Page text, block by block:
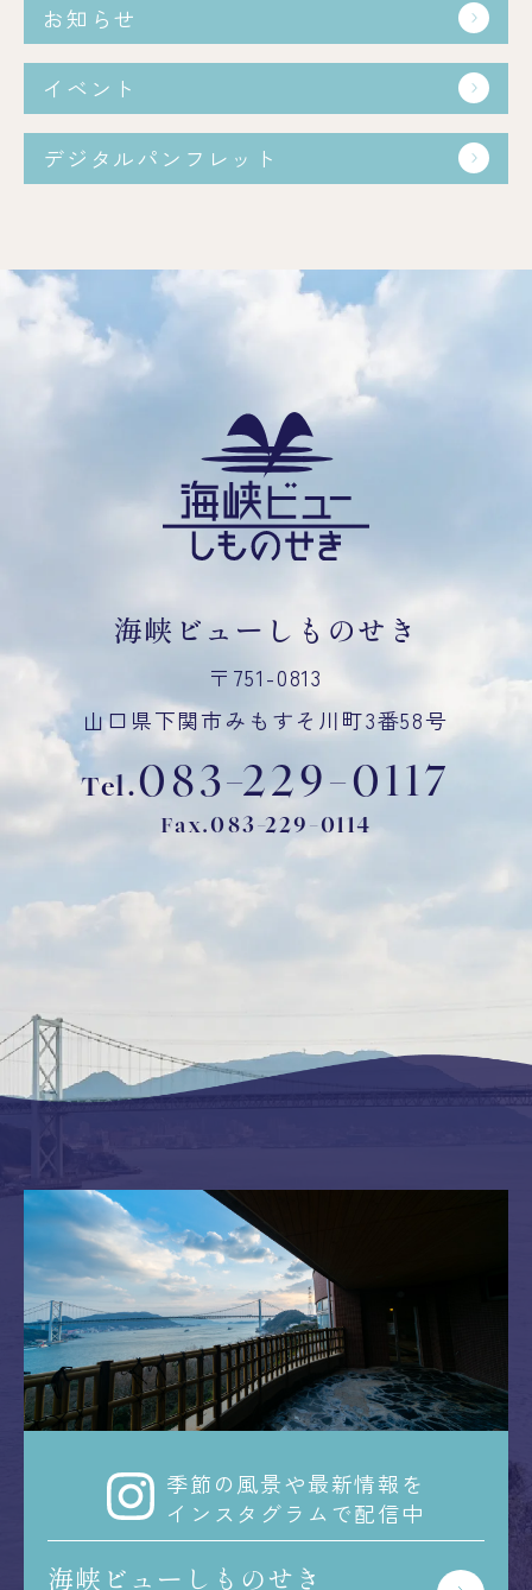
お知らせ
イベント
デジタルパンフレット
海峡ビューしものせき
〒751-0813
山口県下関市みもすそ川町3番58号
Tel.083-229-0117
Fax.083-229-0114
季節の風景や最新情報を
インスタグラムで配信中
海峡ビューしものせき